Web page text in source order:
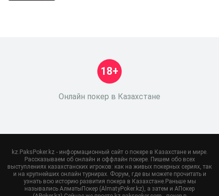
Онлайн покер в Казахстане
18+
kz.PaksPoker.kz - информационный сайт о покере в Казахстане и мире.
Рассказываем об онлайн и оффлайн покере. Пишем обо всех
выступлениях казахстанских игроков: как на живых покерных сериях, так
и на крупнейших онлайн турнирах. Форум, где вы можете прочитать и
узнать всю историю развития покера в Казахстане.Раньше мы
назывались АлматыПокер (AlmatyPoker.kz), а затем и АПокер